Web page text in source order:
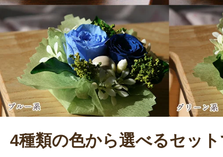
4種類の色から選べるセッ